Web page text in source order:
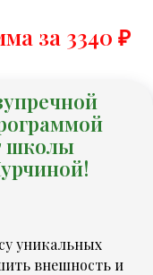
за 3340 ₽
школы
уникальных
внешность и